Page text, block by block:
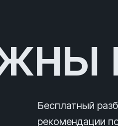
Бесплатный
рекомендации